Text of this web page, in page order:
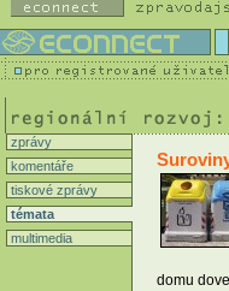
zprávy
komentáře
tiskové zprávy
témata
multimedia
domu